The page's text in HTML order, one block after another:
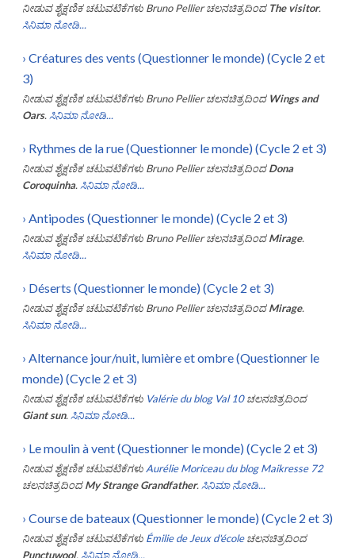
ನೀಡುವ ಶೈಕ್ಷಣಿಕ ಚಟುವಟಿಕೆಗಳು Bruno Pellier ಚಲನಚಿತ್ರದಿಂದ The visitor.
ಸಿನಿಮಾ ನೋಡಿ...
› Créatures des vents (Questionner le monde) (Cycle 2 et
3)
ನೀಡುವ ಶೈಕ್ಷಣಿಕ ಚಟುವಟಿಕೆಗಳು Bruno Pellier ಚಲನಚಿತ್ರದಿಂದ Wings and
Oars. ಸಿನಿಮಾ ನೋಡಿ...
› Rythmes de la rue (Questionner le monde) (Cycle 2 et 3)
ನೀಡುವ ಶೈಕ್ಷಣಿಕ ಚಟುವಟಿಕೆಗಳು Bruno Pellier ಚಲನಚಿತ್ರದಿಂದ Dona
Coroquinha. ಸಿನಿಮಾ ನೋಡಿ...
› Antipodes (Questionner le monde) (Cycle 2 et 3)
ನೀಡುವ ಶೈಕ್ಷಣಿಕ ಚಟುವಟಿಕೆಗಳು Bruno Pellier ಚಲನಚಿತ್ರದಿಂದ Mirage.
ಸಿನಿಮಾ ನೋಡಿ...
› Déserts (Questionner le monde) (Cycle 2 et 3)
ನೀಡುವ ಶೈಕ್ಷಣಿಕ ಚಟುವಟಿಕೆಗಳು Bruno Pellier ಚಲನಚಿತ್ರದಿಂದ Mirage.
ಸಿನಿಮಾ ನೋಡಿ...
› Alternance jour/nuit, lumière et ombre (Questionner le
monde) (Cycle 2 et 3)
ನೀಡುವ ಶೈಕ್ಷಣಿಕ ಚಟುವಟಿಕೆಗಳು Valérie du blog Val 10 ಚಲನಚಿತ್ರದಿಂದ
Giant sun. ಸಿನಿಮಾ ನೋಡಿ...
› Le moulin à vent (Questionner le monde) (Cycle 2 et 3)
ನೀಡುವ ಶೈಕ್ಷಣಿಕ ಚಟುವಟಿಕೆಗಳು Aurélie Moriceau du blog Maikresse 72
ಚಲನಚಿತ್ರದಿಂದ My Strange Grandfather. ಸಿನಿಮಾ ನೋಡಿ...
› Course de bateaux (Questionner le monde) (Cycle 2 et 3)
ನೀಡುವ ಶೈಕ್ಷಣಿಕ ಚಟುವಟಿಕೆಗಳು Émilie de Jeux d'école ಚಲನಚಿತ್ರದಿಂದ
Punctuwool. ಸಿನಿಮಾ ನೋಡಿ...